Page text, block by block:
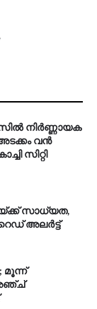
നിർണ്ണായക
അടക്കം വൻ
സിറ്റി
സാ​ധ്യ​ത,
അ​ലർ​ട്ട്
മൂന്ന്